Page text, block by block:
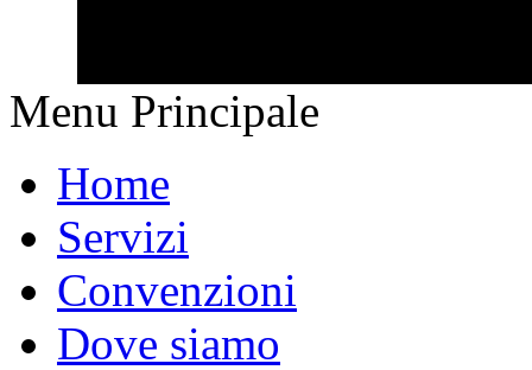
Menu Principale
Home
Servizi
Convenzioni
Dove siamo